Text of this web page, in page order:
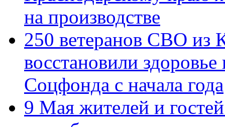
на производстве
250 ветеранов СВО из
восстановили
Соцфонда с начала года
9 Мая жителей и